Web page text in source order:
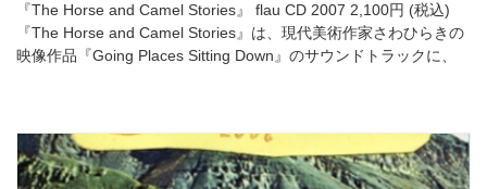
『The Horse and Camel Stories』 flau CD 2007 2,100円 (税込)
『The Horse and Camel Stories』は、現代美術作家さわひらきの
映像作品『Going Places Sitting Down』のサウンドトラックに、